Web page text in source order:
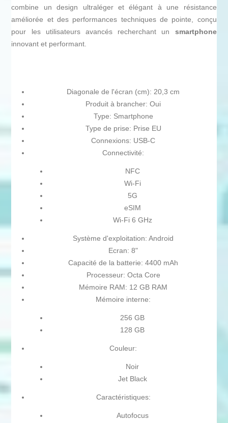
combine un design ultraléger et élégant à une résistance
améliorée et des performances techniques de pointe, conçu
pour les utilisateurs avancés recherchant un smartphone
innovant et performant.
Diagonale de l'écran (cm): 20,3 cm
Produit à brancher: Oui
Type: Smartphone
Type de prise: Prise EU
Connexions: USB-C
Connectivité:
NFC
Wi-Fi
5G
eSIM
Wi-Fi 6 GHz
Système d'exploitation: Android
Ecran: 8"
Capacité de la batterie: 4400 mAh
Processeur: Octa Core
Mémoire RAM: 12 GB RAM
Mémoire interne:
256 GB
128 GB
Couleur:
Noir
Jet Black
Caractéristiques:
Autofocus